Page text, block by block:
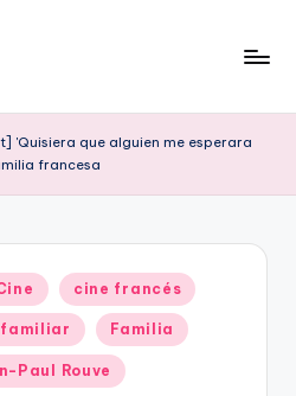
'Quisiera que alguien me esperara
francesa
cine francés
Familia
Paul Rouve